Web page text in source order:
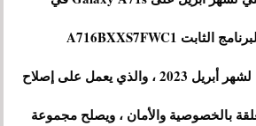
الدول العربية بإصدار البرنامج الثابت A716BXXS7FWC1
ويتضمن تصحيح الأمان لشهر أبريل 2023 ، والذي يعمل على إصلاح
متعلقة بالخصوصية والأمان ، ويصلح مجموعة